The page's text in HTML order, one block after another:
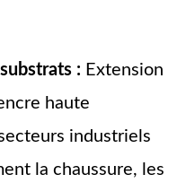
: Extension
haute
industriels
la chaussure, les